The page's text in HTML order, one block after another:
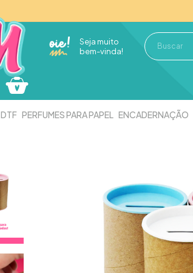
Seja muito
bem-vinda!
DTF PERFUMES PARA PAPEL ENCADERNAÇÃO